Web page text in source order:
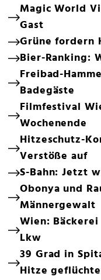
Magic World
Gast
Grüne fordern
Bier-Ranking:
Freibad-
Badegäste
Filmfestival
Wochenende
Hitzeschutz-
Verstöße auf
S-Bahn: Jetzt
Obonya und
Männergewalt
Wien:
Lkw
39 Grad in
Hitze